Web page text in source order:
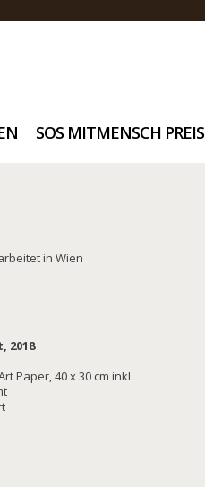
SOS MITMENSCH PREIS
in Wien
2018
Paper, 40 x 30 cm inkl.